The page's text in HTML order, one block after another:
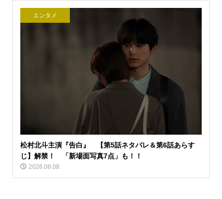
エンタメ
松村北斗主演『告白』 【第5話ネタバレ＆第6話あらす
じ】解禁！ 「新場面写真7点」も！！
2026.08.08